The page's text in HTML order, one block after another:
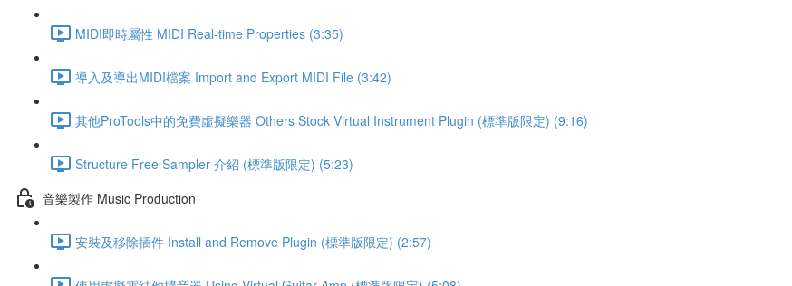
MIDI即時屬性 MIDI Real-time Properties (3:35)
導入及導出MIDI檔案 Import and Export MIDI File (3:42)
其他ProTools中的免費虛擬樂器 Others Stock Virtual Instrument Plugin (標準版限定) (9:16)
Structure Free Sampler 介紹 (標準版限定) (5:23)
音樂製作 Music Production
安裝及移除插件 Install and Remove Plugin (標準版限定) (2:57)